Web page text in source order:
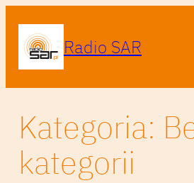
treści
Radio SAR
Kategoria:
kategorii